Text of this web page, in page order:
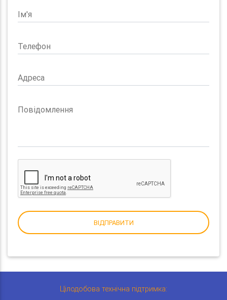
Ім'я
Телефон
Адреса
Повідомлення
ВІДПРАВИТИ
Цілодобова технічна підтримка: